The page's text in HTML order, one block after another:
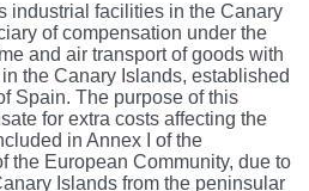
industrial facilities in the Canary
of compensation under the
and air transport of goods with
the Canary Islands, established
Spain. The purpose of this
for extra costs affecting the
in Annex I of the
the European Community, due to
Islands from the peninsular